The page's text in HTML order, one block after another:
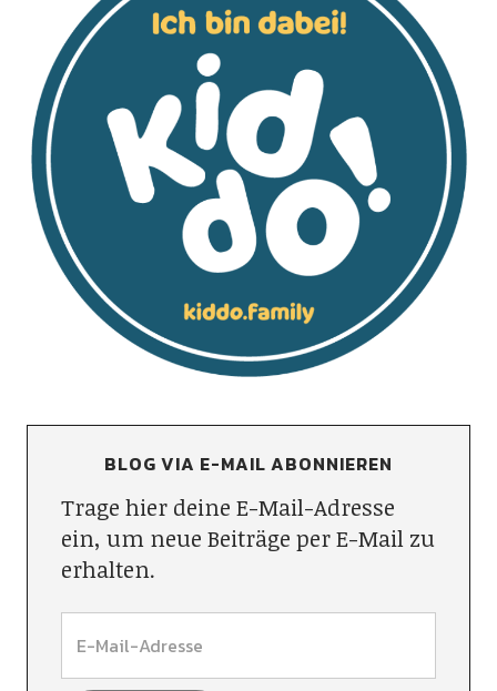
BLOG VIA E-MAIL ABONNIEREN
Trage hier deine E-Mail-Adresse
ein, um neue Beiträge per E-Mail zu
erhalten.